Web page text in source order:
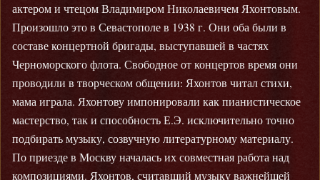
актером и чтецом Владимиром Николаевичем Яхонтовым.
Произошло это в Севастополе в 1938 г. Они оба были в
составе концертной бригады, выступавшей в частях
Черноморского флота. Свободное от концертов время они
проводили в творческом общении: Яхонтов читал стихи,
мама играла. Яхонтову импонировали как пианистическое
мастерство, так и способность Е.Э. исключительно точно
подбирать музыку, созвучную литературному материалу.
По приезде в Москву началась их совместная работа над
композициями. Яхонтов, считавший музыку важнейшей